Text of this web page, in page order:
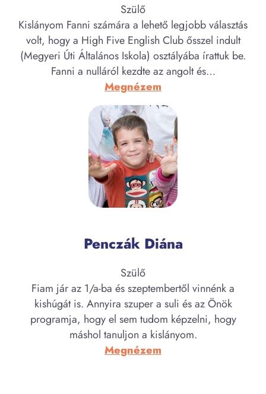
Szülő
Kislányom Fanni számára a lehető legjobb választás
volt, hogy a ​High Five English Club ősszel indul​t
(Megyeri Úti Általános Iskola) osztályába ​írattuk be.
Fanni a nulláról kezdte az angolt és…
Megnézem
Szabóné
Kovács
Mónika
Penczák Diána
Szülő
Fiam jár az 1/a-ba és szeptembertől vinnénk a
kishúgát is. Annyira szuper a suli és az Önök
programja, hogy el sem tudom képzelni, hogy
máshol tanuljon a kislányom.
Megnézem